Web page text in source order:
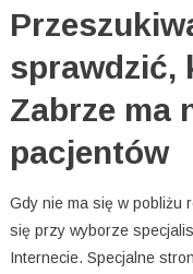
sprawdzić,
Zabrze ma
pacjentów
Gdy nie ma się w pobliżu
się przy wyborze
Internecie. Specjalne